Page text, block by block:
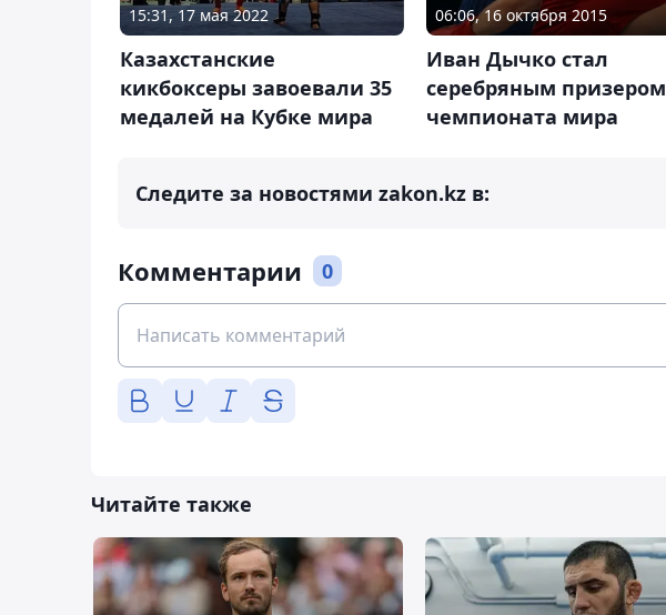
15:31, 17 мая 2022
Казахстанские
кикбоксеры завоевали 35
медалей на Кубке мира
06:06, 16 октября 2015
Иван Дычко стал
серебряным призером
чемпионата мира
Следите за новостями zakon.kz в:
Комментарии 0
Читайте также